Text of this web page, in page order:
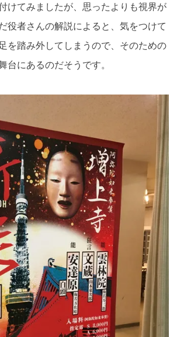
けてみましたが、思ったよりも視界が
役者さんの解説によると、気をつけて
を踏み外してしまうので、そのための
台にあるのだそうです。